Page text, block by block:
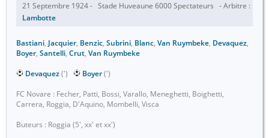
21 Septembre 1924 - Stade Huveaune 6000 Spectateurs - Arbitre :
Lambotte
Bastiani, Jacquier, Benzic, Subrini, Blanc, Van Ruymbeke, Devaquez,
Boyer, Santelli, Crut, Van Ruymbeke
Devaquez(') Boyer(')
FC Novare : Fecher, Patti, Bossi, Varallo, Meneghetti, Boighetti,
Carrera, Roggia, D'Aquino, Mombelli, Visca
Buteurs : Roggia (5', xx' et xx')